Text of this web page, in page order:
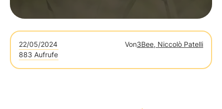
22/05/2024 Von3Bee, Niccolò Patelli
883 Aufrufe